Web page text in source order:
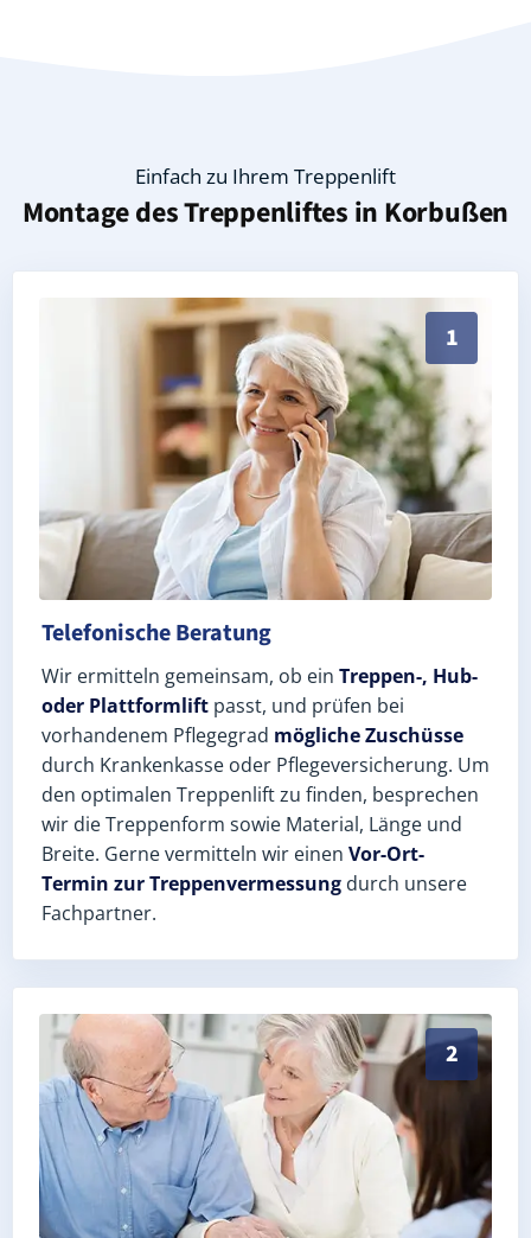
Einfach zu Ihrem Treppenlift
Montage des Treppenliftes in Korbußen
1
Persönliche Treppenlift-Beratung in Korbußen
Telefonische Beratung
Wir ermitteln gemeinsam, ob ein Treppen-, Hub-
oder Plattformlift passt, und prüfen bei
vorhandenem Pflegegrad mögliche Zuschüsse
durch Krankenkasse oder Pflegeversicherung. Um
den optimalen Treppenlift zu finden, besprechen
wir die Treppenform sowie Material, Länge und
Breite. Gerne vermitteln wir einen Vor-Ort-
Termin zur Treppenvermessung durch unsere
Fachpartner.
2
Exaktes Aufmaß in Korbußen (Landkreis Greiz) –